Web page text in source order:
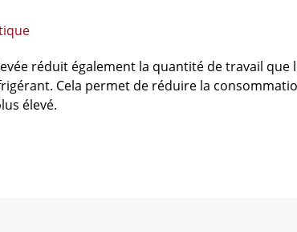
réduit également la quantité de travail que
Cela permet de réduire la
élevé.